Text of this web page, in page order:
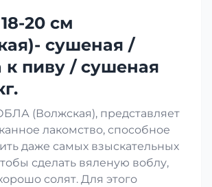
20 см
сушеная /
к пиву / сушеная
(Волжская), представляет
лакомство, способное
даже самых взыскательных
сделать вяленую воблу,
солят. Для этого